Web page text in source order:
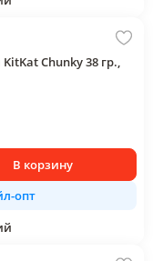
Chunky 38 гр.,
В корзину
опт